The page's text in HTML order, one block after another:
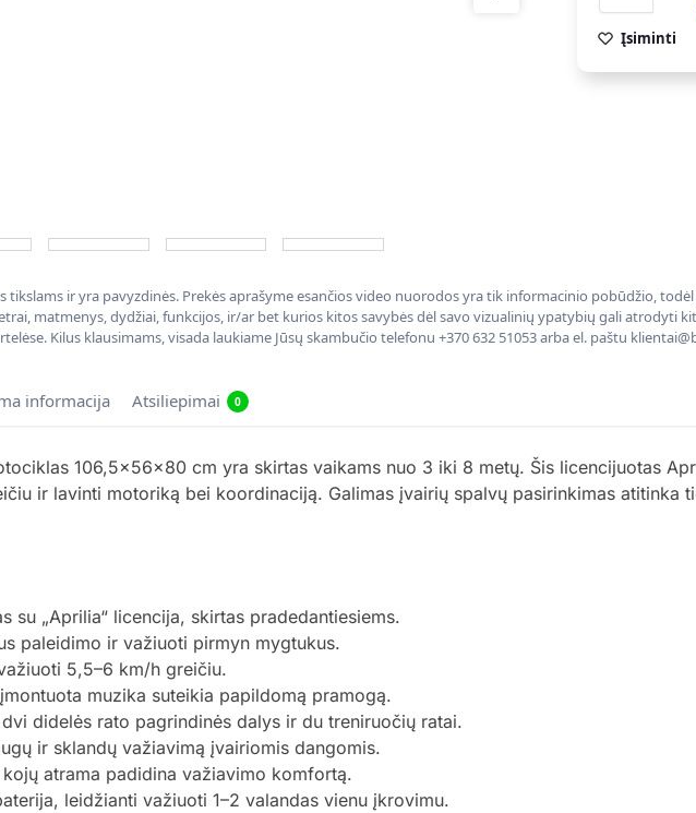
Įsiminti
ir yra pavyzdinės. Prekės aprašyme esančios video nuorodos yra tik informacinio pobūdžio,
matmenys, dydžiai, funkcijos, ir/ar bet kurios kitos savybės dėl savo vizualinių ypatybių gali atrodyti
Kilus klausimams, visada laukiame Jūsų skambučio telefonu +370 632 51053 arba el. paštu
informacija Atsiliepimai 0
106,5x56x80 cm yra skirtas vaikams nuo 3 iki 8 metų. Šis licencijuotas
ir lavinti motoriką bei koordinaciją. Galimas įvairių spalvų pasirinkimas atitinka
su „Aprilia“ licencija, skirtas pradedantiesiems.
paleidimo ir važiuoti pirmyn mygtukus.
5,5–6 km/h greičiu.
muzika suteikia papildomą pramogą.
didelės rato pagrindinės dalys ir du treniruočių ratai.
ir sklandų važiavimą įvairiomis dangomis.
atrama padidina važiavimo komfortą.
leidžianti važiuoti 1–2 valandas vienu įkrovimu.